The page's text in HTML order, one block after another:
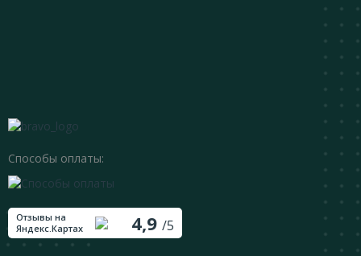
Способы оплаты:
Отзывы на
Яндекс.Картах
4,9 /5